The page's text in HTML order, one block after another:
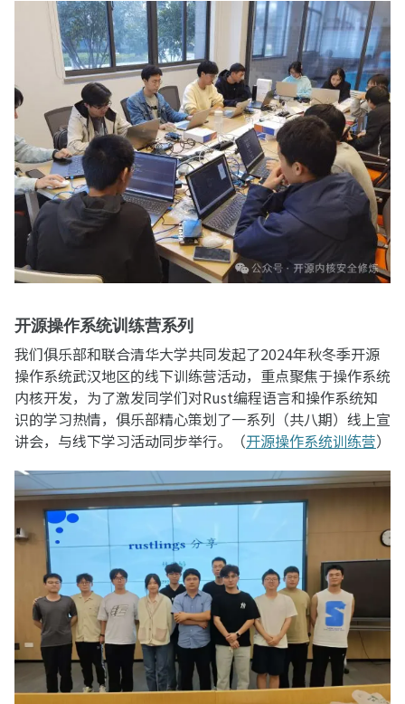
开源操作系统训练营系列
我们俱乐部和联合清华大学共同发起了2024年秋冬季开源
操作系统武汉地区的线下训练营活动，重点聚焦于操作系统
内核开发，为了激发同学们对Rust编程语言和操作系统知
识的学习热情，俱乐部精心策划了一系列（共八期）线上宣
讲会，与线下学习活动同步举行。（开源操作系统训练营）